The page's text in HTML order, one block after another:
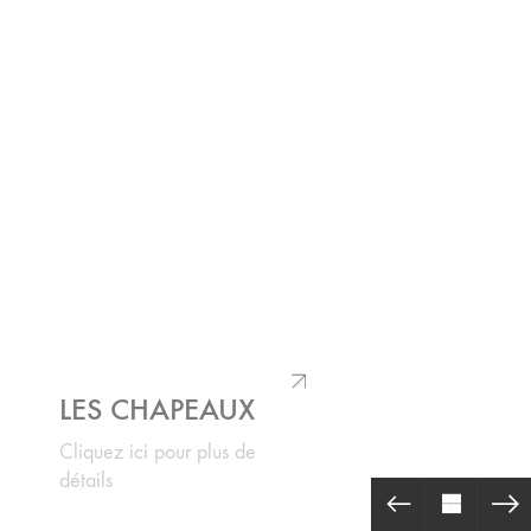
LES CHAPEAUX
Cliquez ici pour plus de
détails